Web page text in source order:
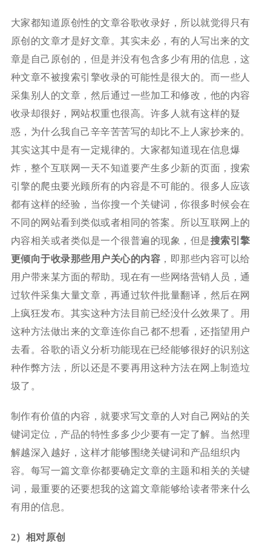
大家都知道原创性的文章谷歌收录好，所以就觉得只有
原创的文章才是好文章。其实未必，有的人写出来的文
章是自己原创的，但是并没有包含多少有用的信息，这
种文章不被搜索引擎收录的可能性是很大的。而一些人
采集别人的文章，然后通过一些加工和修改，他的内容
收录却很好，网站权重也很高。许多人就有这样的疑
惑，为什么我自己辛辛苦苦写的却比不上人家抄来的。
其实这其中是有一定规律的。大家都知道现在信息爆
炸，整个互联网一天不知道要产生多少新的页面，搜索
引擎的爬虫要光顾所有的内容是不可能的。很多人应该
都有这样的经验，当你搜一个关键词，你很多时候会在
不同的网站看到类似或者相同的答案。所以互联网上的
内容相关或者类似是一个很普遍的现象，但是搜索引擎
更倾向于收录那些用户关心的内容 ，即那些内容可以给
用户带来某方面的帮助。现在有一些网络营销人员，通
过软件采集大量文章，再通过软件批量翻译，然后在网
上疯狂发布。其实这种方法目前已经没什么效果了。用
这种方法做出来的文章连你自己都不想看，还指望用户
去看。谷歌的语义分析功能现在已经能够很好的识别这
种作弊方法，所以还是不要再用这种方法在网上制造垃
圾了。
制作有价值的内容，就要求写文章的人对自己网站的关
键词定位，产品的特性多多少少要有一定了解。当然理
解越深入越好，这样才能够围绕关键词和产品组织内
容。每写一篇文章你都要确定文章的主题和相关的关键
词，最重要的还要想我的这篇文章能够给读者带来什么
有用的信息。
2）相对原创